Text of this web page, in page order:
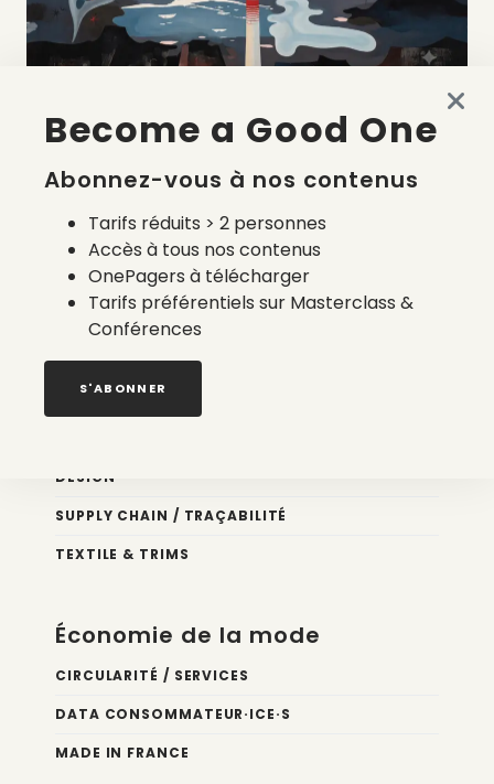
La liste des prestataires du bilan carbone d’une marque
de mode
2 août 2026
DESIGN
SUPPLY CHAIN / TRAÇABILITÉ
TEXTILE & TRIMS
Économie de la mode
CIRCULARITÉ / SERVICES
DATA CONSOMMATEUR·ICE·S
MADE IN FRANCE
Become a Good One
Abonnez-vous à nos contenus
Tarifs réduits > 2 personnes
Accès à tous nos contenus
OnePagers à télécharger
Tarifs préférentiels sur Masterclass &
Conférences
S'ABONNER